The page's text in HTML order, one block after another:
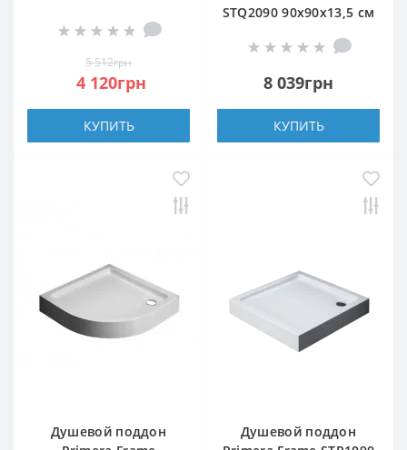
без сифона
5 512грн
4 120грн
КУПИТЬ
STQ2090 90х90х13,5 см
8 039грн
КУПИТЬ
Душевой поддон
Душевой поддон